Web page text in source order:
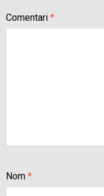
Comentari *
Nom *